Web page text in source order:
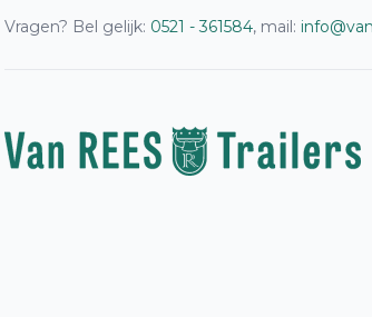
Vragen? Bel gelijk: 0521 - 361584, mail: